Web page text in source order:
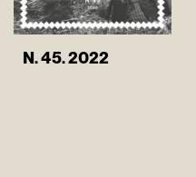
N. 45. 2022